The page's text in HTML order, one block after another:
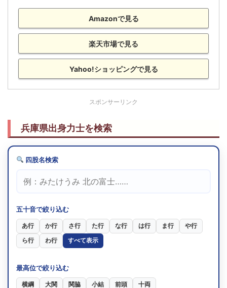
(1994)
貴闘力
敢闘賞[4回目]
西前頭6
貴闘力
[初] 25歳7
貴闘力
H3.5
(1991)
敢闘賞 9勝6敗 23歳7
H3.3 西前頭筆頭 殊勲賞
H2.9
(1990)
東前頭13
貴闘力
敢闘賞[初] 11勝4敗 22歳11
(1982)
闘竜
Amazonで見る
楽天市場で見る
Yahoo!ショッピングで見る
スポンサーリンク
兵庫県出身力士を検索
四股名検索
五十音で絞り込む
あ行 か行 さ行 た行 な行 は行 ま行
や行
ら行
わ行 すべて表示
最高位で絞り込む
横綱 大関 関脇 小結 前頭 十両